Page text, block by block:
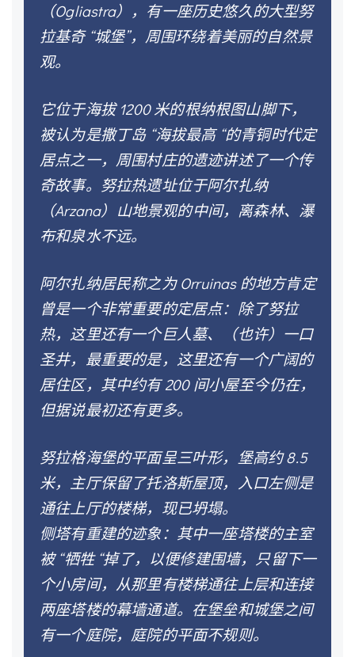
（Ogliastra），有一座历史悠久的大型努
拉基奇 “城堡”，周围环绕着美丽的自然景
观。
它位于海拔 1200 米的根纳根图山脚下，
被认为是撒丁岛 “海拔最高 “的青铜时代定
居点之一，周围村庄的遗迹讲述了一个传
奇故事。努拉热遗址位于阿尔扎纳
（Arzana）山地景观的中间，离森林、瀑
布和泉水不远。
阿尔扎纳居民称之为 Orruinas 的地方肯定
曾是一个非常重要的定居点：除了努拉
热，这里还有一个巨人墓、（也许）一口
圣井，最重要的是，这里还有一个广阔的
居住区，其中约有 200 间小屋至今仍在，
但据说最初还有更多。
努拉格海堡的平面呈三叶形，堡高约 8.5
米，主厅保留了托洛斯屋顶，入口左侧是
通往上厅的楼梯，现已坍塌。
侧塔有重建的迹象：其中一座塔楼的主室
被 “牺牲 “掉了，以便修建围墙，只留下一
个小房间，从那里有楼梯通往上层和连接
两座塔楼的幕墙通道。在堡垒和城堡之间
有一个庭院，庭院的平面不规则。